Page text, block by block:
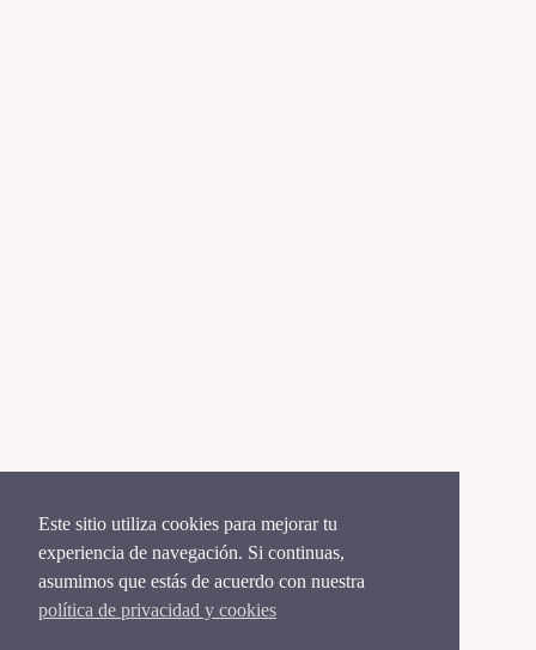
Este sitio utiliza cookies para mejorar tu
experiencia de navegación. Si continuas,
asumimos que estás de acuerdo con nuestra
política de privacidad y cookies